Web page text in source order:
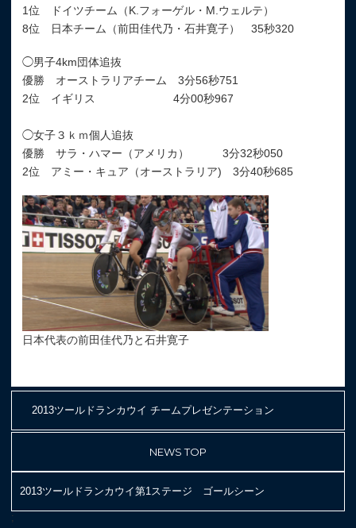
1位 ドイツチーム（K.フォーゲル・M.ウェルテ）
8位 日本チーム（前田佳代乃・石井寛子） 35秒320
◯男子4km団体追抜
優勝 オーストラリアチーム 3分56秒751
2位 イギリス 4分00秒967
◯女子３ｋｍ個人追抜
優勝 サラ・ハマー（アメリカ） 3分32秒050
2位 アミー・キュア（オーストラリア) 3分40秒685
日本代表の前田佳代乃と石井寛子
2013ツールドランカウイ チームプレゼンテーション
NEWS TOP
2013ツールドランカウイ第1ステージ ゴールシーン
;